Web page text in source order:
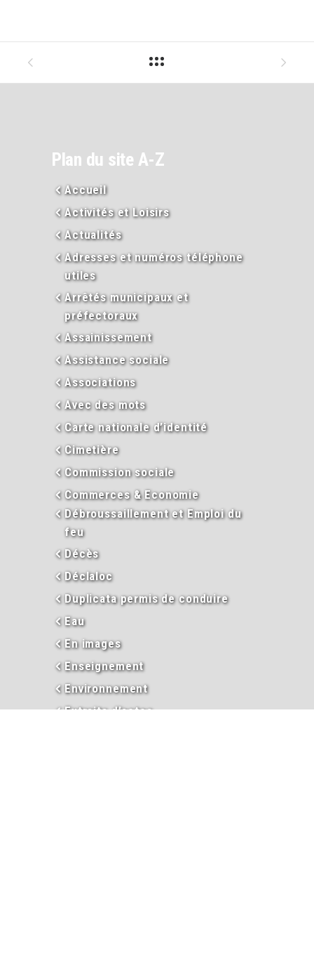
Plan du site A-Z
Accueil
Activités et Loisirs
Actualités
Adresses et numéros téléphone
utiles
Arrêtés municipaux et
préfectoraux
Assainissement
Assistance sociale
Associations
Avec des mots
Carte nationale d’identité
Cimetière
Commission sociale
Commerces & Economie
Débroussaillement et Emploi du
feu
Décès
Déclaloc
Duplicata permis de conduire
Eau
En images
Enseignement
Environnement
Extraits d’actes